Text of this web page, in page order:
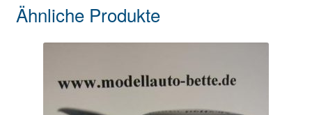
Ähnliche Produkte